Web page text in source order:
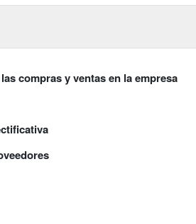
compras y ventas en la empresa